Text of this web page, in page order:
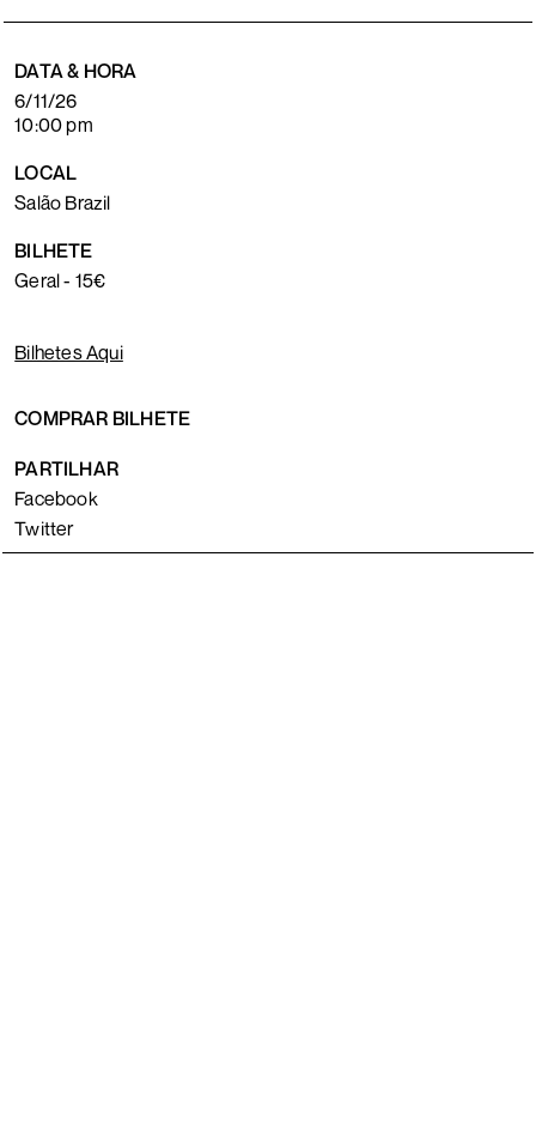
DATA & HORA
6/11/26
10:00 pm
LOCAL
Salão Brazil
BILHETE
Geral - 15€
Bilhetes Aqui
COMPRAR BILHETE
PARTILHAR
Facebook
Twitter